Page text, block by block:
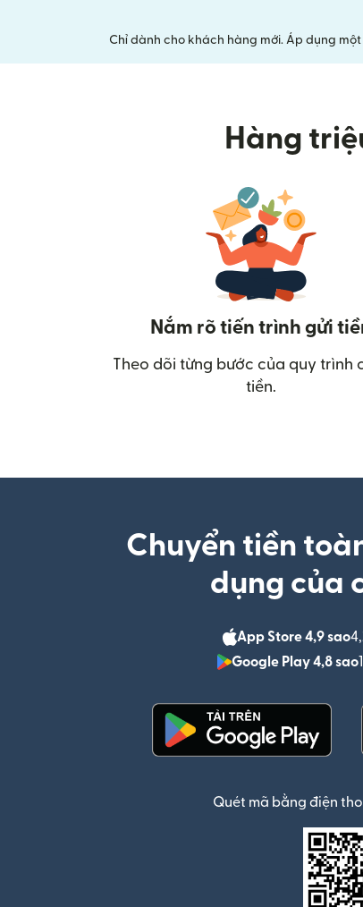
Chỉ dành cho khách hàng mới. Áp dụng
Hàng
Nắm rõ tiến trình gửi
Theo dõi từng bước của quy trình
tiền.
Chuyển tiền
dụng của
App Store 4,9 sao
Google Play 4,8 sao
Quét mã bằng điện